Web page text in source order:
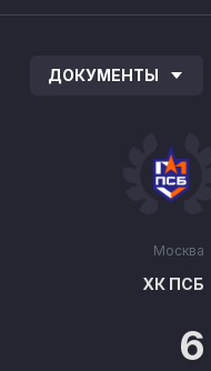
ДОКУМЕНТЫ
Москва
ХК ПСБ
6